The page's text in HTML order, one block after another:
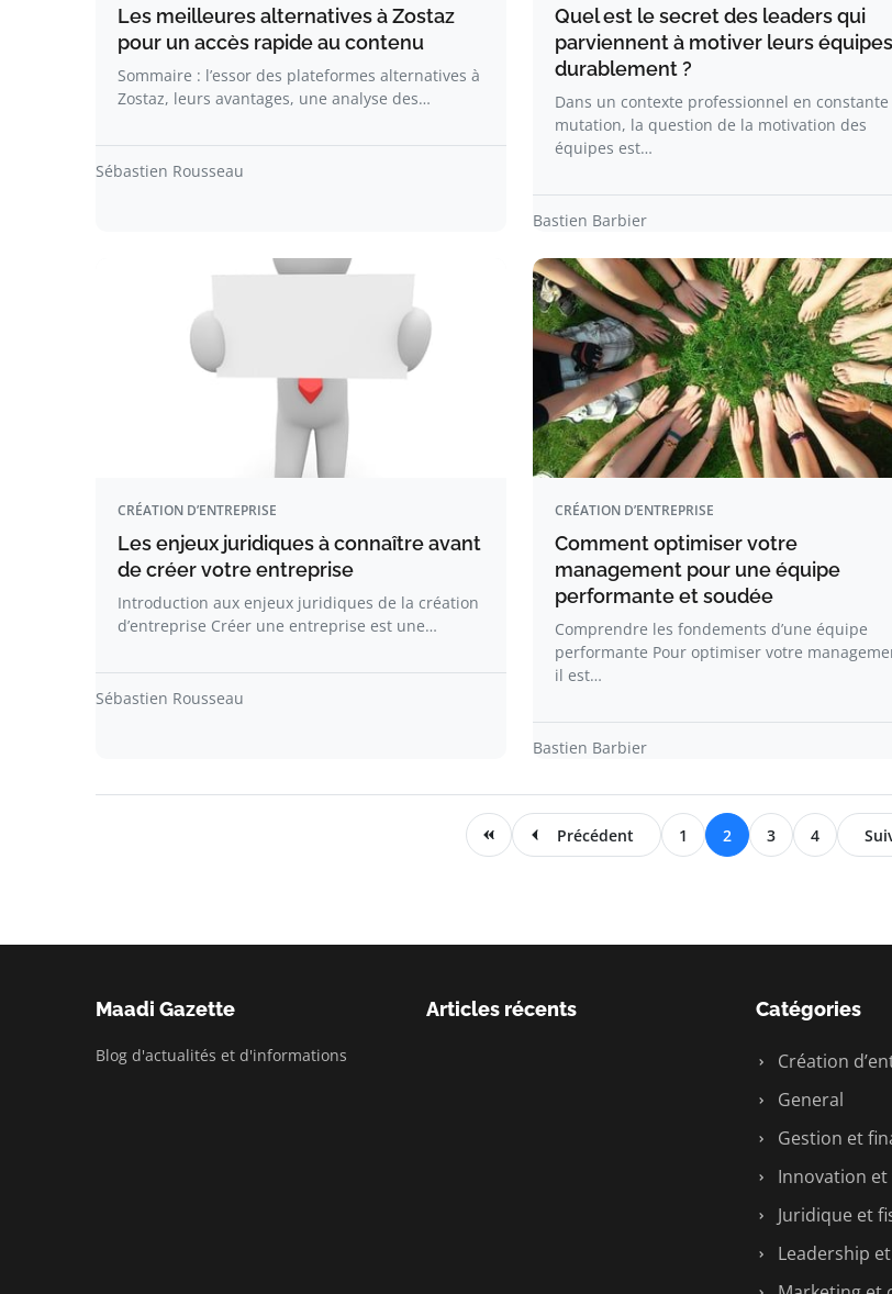
Les meilleures alternatives à Zostaz
pour un accès rapide au contenu
Sommaire : l’essor des plateformes alternatives à
Zostaz, leurs avantages, une analyse des…
Sébastien Rousseau
Quel est le secret des leaders qui
parviennent à motiver leurs équipes
durablement ?
Dans un contexte professionnel en constante
mutation, la question de la motivation des
équipes est…
Bastien Barbier
CRÉATION D’ENTREPRISE
Les enjeux juridiques à connaître avant
de créer votre entreprise
Introduction aux enjeux juridiques de la création
d’entreprise Créer une entreprise est une…
Sébastien Rousseau
CRÉATION D’ENTREPRISE
Comment optimiser votre
management pour une équipe
performante et soudée
Comprendre les fondements d’une équipe
performante Pour optimiser votre
il est…
Bastien Barbier
Précédent 1 2 3 4
Maadi Gazette
Blog d'actualités et d'informations
Articles récents Catégories
Création
General
Gestion et
Innovation
Juridique et
Leadership